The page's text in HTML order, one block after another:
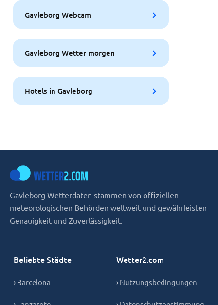
Gavleborg Webcam
Gavleborg Wetter morgen
Hotels in Gavleborg
Gavleborg Wetterdaten stammen von offiziellen
meteorologischen Behörden weltweit und gewährleisten
Genauigkeit und Zuverlässigkeit.
Beliebte Städte
› Barcelona
Wetter2.com
› Nutzungsbedingungen